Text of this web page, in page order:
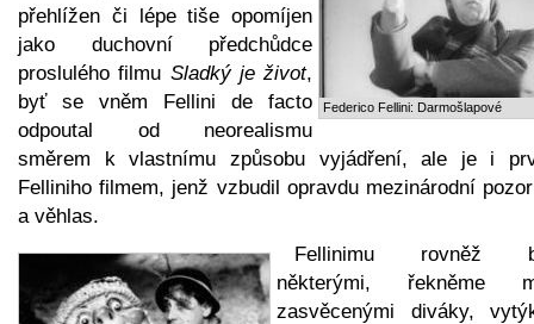
Federico Fellini: Darmošlapové
přehlížen či lépe tiše opomíjen
jako duchovní předchůdce
proslulého filmu Sladký je život,
byť se vněm Fellini de facto
odpoutal od neorealismu
směrem k vlastnímu způsobu vyjádření, ale je i
Felliniho filmem, jenž vzbudil opravdu mezinárodní
a věhlas.
Fellinimu rovněž
některými, řekněme
zasvěcenými diváky,